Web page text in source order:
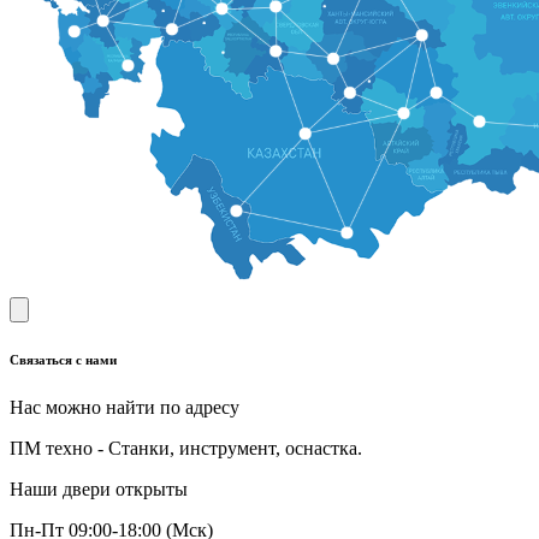
Связаться с нами
Нас можно найти по адресу
ПМ техно - Станки, инструмент, оснастка.
Наши двери открыты
Пн-Пт 09:00-18:00 (Мск)